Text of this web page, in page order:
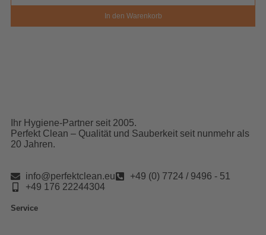
In den Warenkorb
Ihr Hygiene-Partner seit 2005.
Perfekt Clean – Qualität und Sauberkeit seit nunmehr als
20 Jahren.
info@perfektclean.eu
+49 (0) 7724 / 9496 - 51
+49 176 22244304
Service